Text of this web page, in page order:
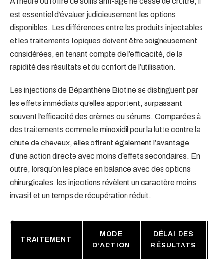
est essentiel d’évaluer judicieusement les options
disponibles. Les différences entre les produits injectables
et les traitements topiques doivent être soigneusement
considérées, en tenant compte de l’efficacité, de la
rapidité des résultats et du confort de l’utilisation.
Les injections de Bépanthène Biotine se distinguent par
les effets immédiats qu’elles apportent, surpassant
souvent l’efficacité des crèmes ou sérums. Comparées à
des traitements comme le minoxidil pour la lutte contre la
chute de cheveux, elles offrent également l’avantage
d’une action directe avec moins d’effets secondaires. En
outre, lorsqu’on les place en balance avec des options
chirurgicales, les injections révèlent un caractère moins
invasif et un temps de récupération réduit.
TRAITEMENT
MODE
D’ACTION
DÉLAI DES
RÉSULTATS